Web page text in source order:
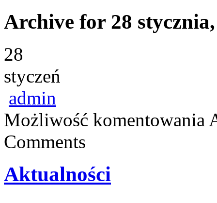
Archive for 28
28
styczeń
admin
Możliwość komentowania
Comments
Aktualności